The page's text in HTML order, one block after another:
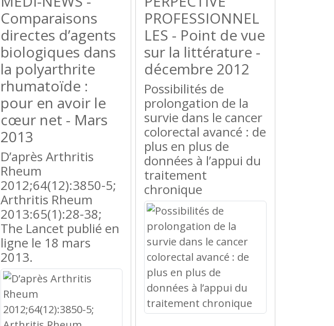
Comparaisons
directes d’agents
biologiques dans
la polyarthrite
rhumatoïde :
pour en avoir le
cœur net - Mars
2013
D’après Arthritis
Rheum
2012;64(12):3850-5;
Arthritis Rheum
2013:65(1):28-38;
The Lancet publié en
ligne le 18 mars
2013.
PROFESSIONNEL
LES - Point de vue
sur la littérature -
décembre 2012
Possibilités de
prolongation de la
survie dans le cancer
colorectal avancé : de
plus en plus de
données à l’appui du
traitement
chronique